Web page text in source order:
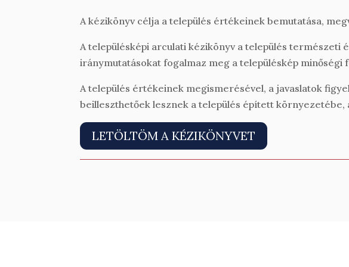
A kézikönyv célja a település értékeinek bemutatása,
A településképi arculati kézikönyv a település
iránymutatásokat fogalmaz meg a településkép
A település értékeinek megismerésével, a javaslatok
beilleszthetőek lesznek a település épített
LETÖLTÖM A KÉZIKÖNYVET